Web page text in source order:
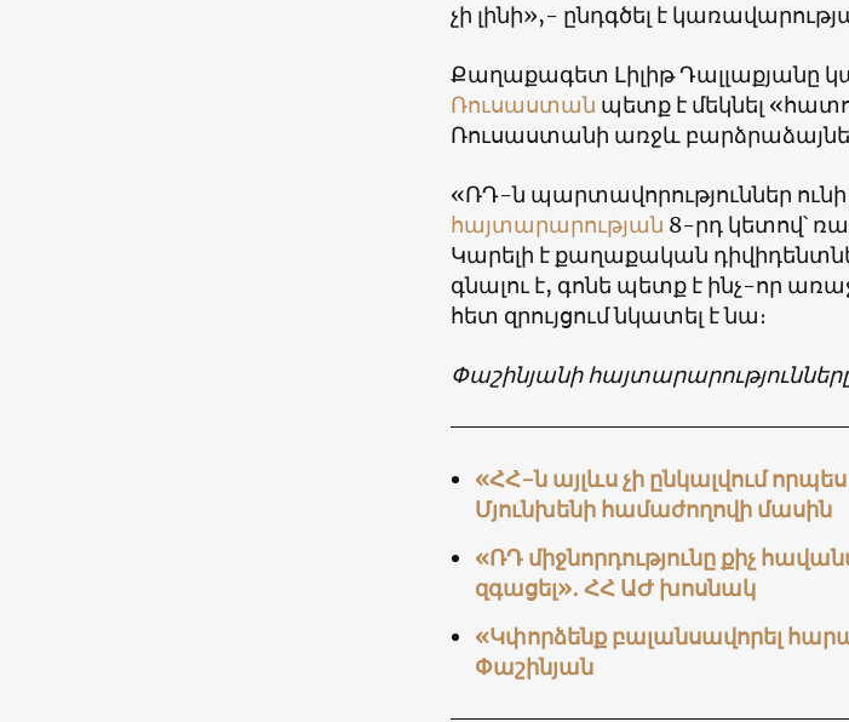
չի լինի»,- ընդգծել է
Քաղաքագետ Լիլիթ Դալլաքյանը
Ռուսաստան պետք է մեկնել
Ռուսաստանի առջև
«ՌԴ-ն պարտավորություններ
հայտարարության 8-րդ կետով՝
Կարելի է քաղաքական
գնալու է, գոնե պետք է ինչ-որ
հետ զրույցում նկատել է նա։
Փաշինյանի
«ՀՀ-ն այլևս չի ընկալվում
Մյունխենի համաժողովի մասին
«ՌԴ միջնորդությունը քիչ
զգացել»․ ՀՀ ԱԺ խոսնակ
«Կփորձենք բալանսավորել
Փաշինյան